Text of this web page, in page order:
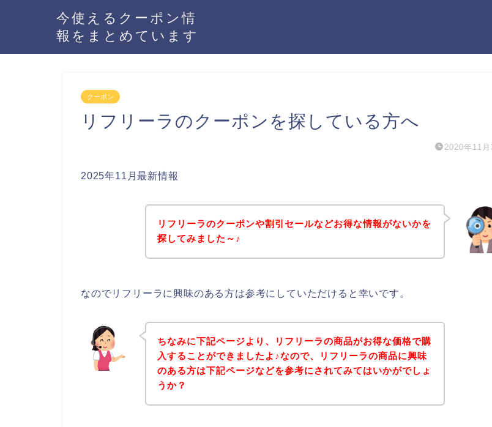
今使えるクーポン情
報をまとめています
クーポン
リフリーラのクーポンを探している方へ
2020年11月
2025年11月最新情報
リフリーラのクーポンや割引セールなどお得な情報がないかを
探してみました～♪
なのでリフリーラに興味のある方は参考にしていただけると幸いです。
ちなみに下記ページより、リフリーラの商品がお得な価格で購
入することができましたよ♪なので、リフリーラの商品に興味
のある方は下記ページなどを参考にされてみてはいかがでしょ
うか？